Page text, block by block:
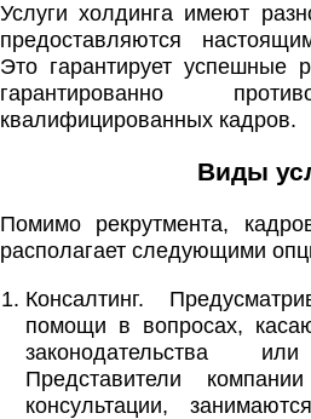
Услуги холдинга имеют
предоставляются
Это гарантирует успешные
гарантированно
квалифицированных кадров.
Виды
Помимо рекрутмента,
располагает следующими
Консалтинг.
помощи в вопросах,
законодательства
Представители
консультации,